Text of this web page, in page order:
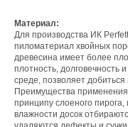
Материал:
Для производства ИК
пиломатериал хвойных
древесина имеет более
плотность, долговечность
среде, позволяет добиться
Преимущества применения
принципу слоеного
влажности досок